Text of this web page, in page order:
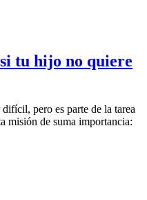
tu hijo no quiere
pero es parte de la tarea
misión de suma importancia: